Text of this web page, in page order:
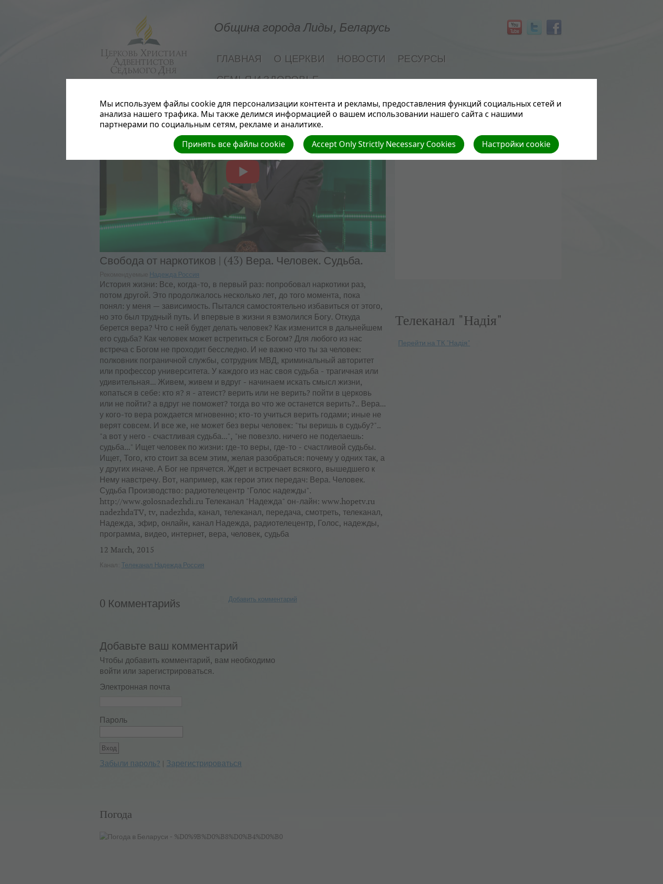
Община города Лиды, Беларусь
ГЛАВНАЯ О ЦЕРКВИ НОВОСТИ
РЕСУРСЫ
СЕМЬЯ И ЗДОРОВЬЕ
Свобода от наркотиков | (43) Вера. Человек. Судьба.
Рекомендуемые Надежда Россия
История жизни: Все, когда-то, в первый раз: попробовал наркотики раз,
потом другой. Это продолжалось несколько лет, до того момента, пока
понял: у меня — зависимость. Пытался самостоятельно избавиться от этого,
но это был трудный путь. И впервые в жизни я взмолился Богу. Откуда
берется вера? Что с ней будет делать человек? Как изменится в дальнейшем
его судьба? Как человек может встретиться с Богом? Для любого из нас
встреча с Богом не проходит бесследно. И не важно что ты за человек:
полковник пограничной службы, сотрудник МВД, криминальный авторитет
или профессор университета. У каждого из нас своя судьба - трагичная или
удивительная... Живем, живем и вдруг - начинаем искать смысл жизни,
копаться в себе: кто я? я - атеист? верить или не верить? пойти в церковь
или не пойти? а вдруг не поможет? тогда во что же останется верить?.. Вера...
у кого-то вера рождается мгновенно; кто-то учиться верить годами; иные не
верят совсем. И все же, не может без веры человек: "ты веришь в судьбу?"..
"а вот у него - счастливая судьба...", "не повезло. ничего не поделаешь:
судьба..." Ищет человек по жизни: где-то веры, где-то - счастливой судьбы.
Ищет, Того, кто стоит за всем этим, желая разобраться: почему у одних так, а
у других иначе. А Бог не прячется. Ждет и встречает всякого, вышедшего к
Нему навстречу. Вот, например, как герои этих передач: Вера. Человек.
Судьба Производство: радиотелецентр "Голос надежды".
http://www.golosnadezhdi.ru Телеканал "Надежда" он-лайн: www.hopetv.ru
nadezhdaTV, tv, nadezhda, канал, телеканал, передача, смотреть, телеканал,
Надежда, эфир, онлайн, канал Надежда, радиотелецентр, Голос, надежды,
программа, видео, интернет, вера, человек, судьба
12 March, 2015
Канал: Телеканал Надежда Россия
0 Комментарийs Добавить комментарий
Добавьте ваш комментарий
Чтобы добавить комментарий, вам необходимо
войти или зарегистрироваться.
Электронная почта
Пароль
Забыли пароль? | Зарегистрироваться
Телеканал "Надiя"
Перейти на ТК "Надiя"
Погода
Мы используем файлы cookie для персонализации контента и рекламы, предоставления функций социальных сетей и
анализа нашего трафика. Мы также делимся информацией о вашем использовании нашего сайта с нашими
партнерами по социальным сетям, рекламе и аналитике.
Настройки cookie
Accept Only Strictly Necessary Cookies
Принять все файлы cookie